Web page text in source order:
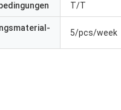
T/T
5/pcs/week